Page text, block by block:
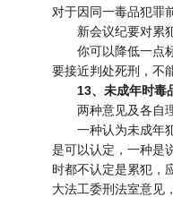
对于因同一毒品犯罪
新会议纪要对累犯
你可以降低一点标
要接近判处死刑，不
13、未成年时毒品
两种意见及各自理
一种认为未成年犯
是可以认定，一种是
时都不认定是累犯，
大法工委刑法室意见